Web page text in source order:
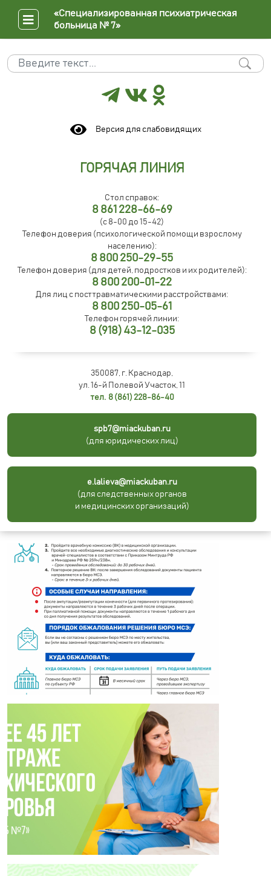
Поиск
Версия для слабовидящих
ГОРЯЧАЯ ЛИНИЯ
Стол справок:
8 861 228-66-69
(с 8-00 до 15-42)
Телефон доверия (психологической помощи взрослому
населению):
8 800 250-29-55
Телефон доверия (для детей, подростков и их родителей):
8 800 200-01-22
Для лиц с посттравматическими расстройствами:
8 800 250-05-61
Телефон горячей линии:
8 (918) 43-12-035
350087, г. Краснодар,
ул. 16-й Полевой Участок, 11
тел. 8 (861) 228-86-40
spb7@miackuban.ru
(для юридических лиц)
e.lalieva@miackuban.ru
(для следственных органов
и медицинских организаций)
«Специализированная психиатрическая
больница № 7»